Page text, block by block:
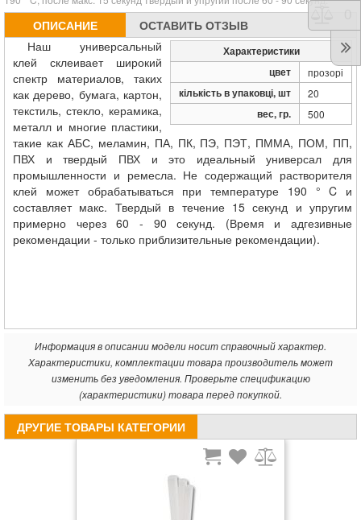
ОПИСАНИЕ ОСТАВИТЬ ОТЗЫВ
Характеристики
цвет
прозорі
кількість в упаковці, шт 20
вес, гр. 500
Наш универсальный
клей склеивает широкий
спектр материалов, таких
как дерево, бумага, картон,
текстиль, стекло, керамика,
металл и многие пластики,
такие как АБС, меламин, ПА, ПК, ПЭ, ПЭТ, ПММА, ПОМ, ПП,
ПВХ и твердый ПВХ и это идеальный универсал для
промышленности и ремесла. Не содержащий растворителя
клей может обрабатываться при температуре 190 ° C и
составляет макс. Твердый в течение 15 секунд и упругим
примерно через 60 - 90 секунд. (Время и адгезивные
рекомендации - только приблизительные рекомендации).
Информация в описании модели носит справочный характер.
Характеристики, комплектации товара производитель может
изменить без уведомления. Проверьте спецификацию
(характеристики) товара перед покупкой.
ДРУГИЕ ТОВАРЫ КАТЕГОРИИ